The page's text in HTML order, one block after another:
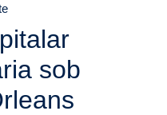
sob